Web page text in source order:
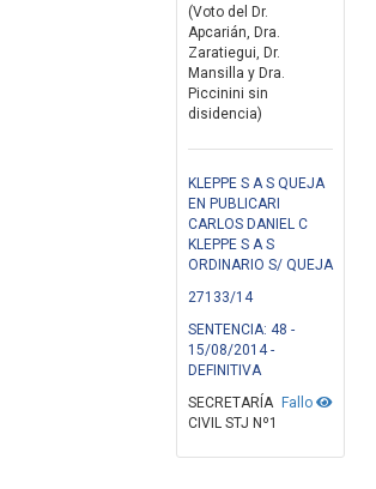
(Voto del Dr.
Apcarián, Dra.
Zaratiegui, Dr.
Mansilla y Dra.
Piccinini sin
disidencia)
KLEPPE S A S QUEJA
EN PUBLICARI
CARLOS DANIEL C
KLEPPE S A S
ORDINARIO S/ QUEJA
27133/14
SENTENCIA: 48 -
15/08/2014 -
DEFINITIVA
Fallo
SECRETARÍA
CIVIL STJ Nº1